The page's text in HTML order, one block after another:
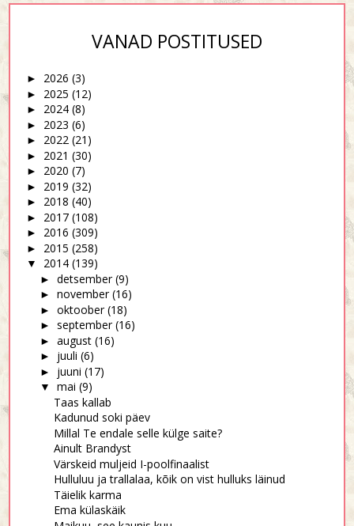
VANAD POSTITUSED
► 2026 (3)
► 2025 (12)
► 2024 (8)
► 2023 (6)
► 2022 (21)
► 2021 (30)
► 2020 (7)
► 2019 (32)
► 2018 (40)
► 2017 (108)
► 2016 (309)
► 2015 (258)
▼ 2014 (139)
► detsember (9)
► november (16)
► oktoober (18)
► september (16)
► august (16)
► juuli (6)
► juuni (17)
▼ mai (9)
Taas kallab
Kadunud soki päev
Millal Te endale selle külge saite?
Ainult Brandyst
Värskeid muljeid I-poolfinaalist
Hulluluu ja trallalaa, kõik on vist hulluks läinud
Täielik karma
Ema külaskäik